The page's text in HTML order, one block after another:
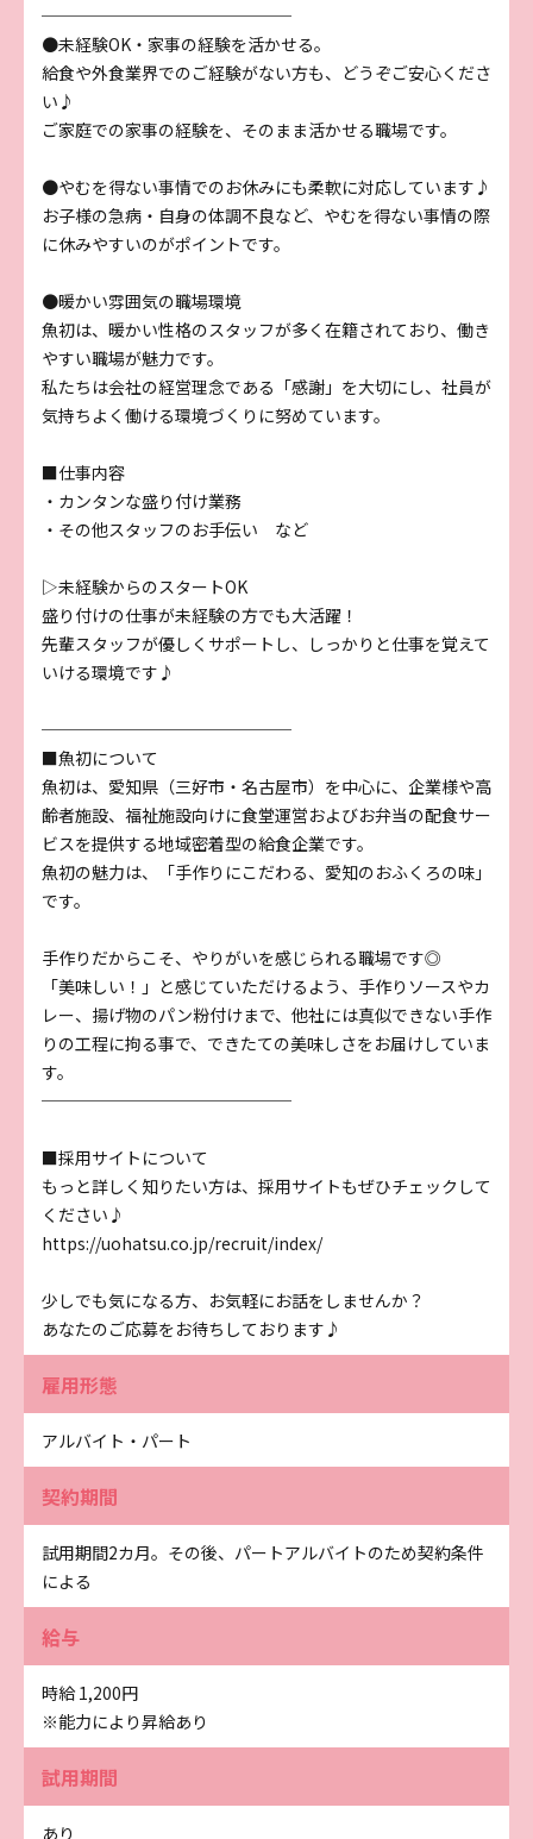
───────────────
●未経験OK・家事の経験を活かせる。
給食や外食業界でのご経験がない方も、どうぞご安心くださ
い♪
ご家庭での家事の経験を、そのまま活かせる職場です。
●やむを得ない事情でのお休みにも柔軟に対応しています♪
お子様の急病・自身の体調不良など、やむを得ない事情の際
に休みやすいのがポイントです。
●暖かい雰囲気の職場環境
魚初は、暖かい性格のスタッフが多く在籍されており、働き
やすい職場が魅力です。
私たちは会社の経営理念である「感謝」を大切にし、社員が
気持ちよく働ける環境づくりに努めています。
■仕事内容
・カンタンな盛り付け業務
・その他スタッフのお手伝い など
▷未経験からのスタートOK
盛り付けの仕事が未経験の方でも大活躍！
先輩スタッフが優しくサポートし、しっかりと仕事を覚えて
いける環境です♪
───────────────
■魚初について
魚初は、愛知県（三好市・名古屋市）を中心に、企業様や高
齢者施設、福祉施設向けに食堂運営およびお弁当の配食サー
ビスを提供する地域密着型の給食企業です。
魚初の魅力は、「手作りにこだわる、愛知のおふくろの味」
です。
手作りだからこそ、やりがいを感じられる職場です◎
「美味しい！」と感じていただけるよう、手作りソースやカ
レー、揚げ物のパン粉付けまで、他社には真似できない手作
りの工程に拘る事で、できたての美味しさをお届けしていま
す。
───────────────
■採用サイトについて
もっと詳しく知りたい方は、採用サイトもぜひチェックして
ください♪
https://uohatsu.co.jp/recruit/index/
少しでも気になる方、お気軽にお話をしませんか？
あなたのご応募をお待ちしております♪
雇用形態
アルバイト・パート
契約期間
試用期間2カ月。その後、パートアルバイトのため契約条件
による
給与
時給 1,200円
※能力により昇給あり
試用期間
あり